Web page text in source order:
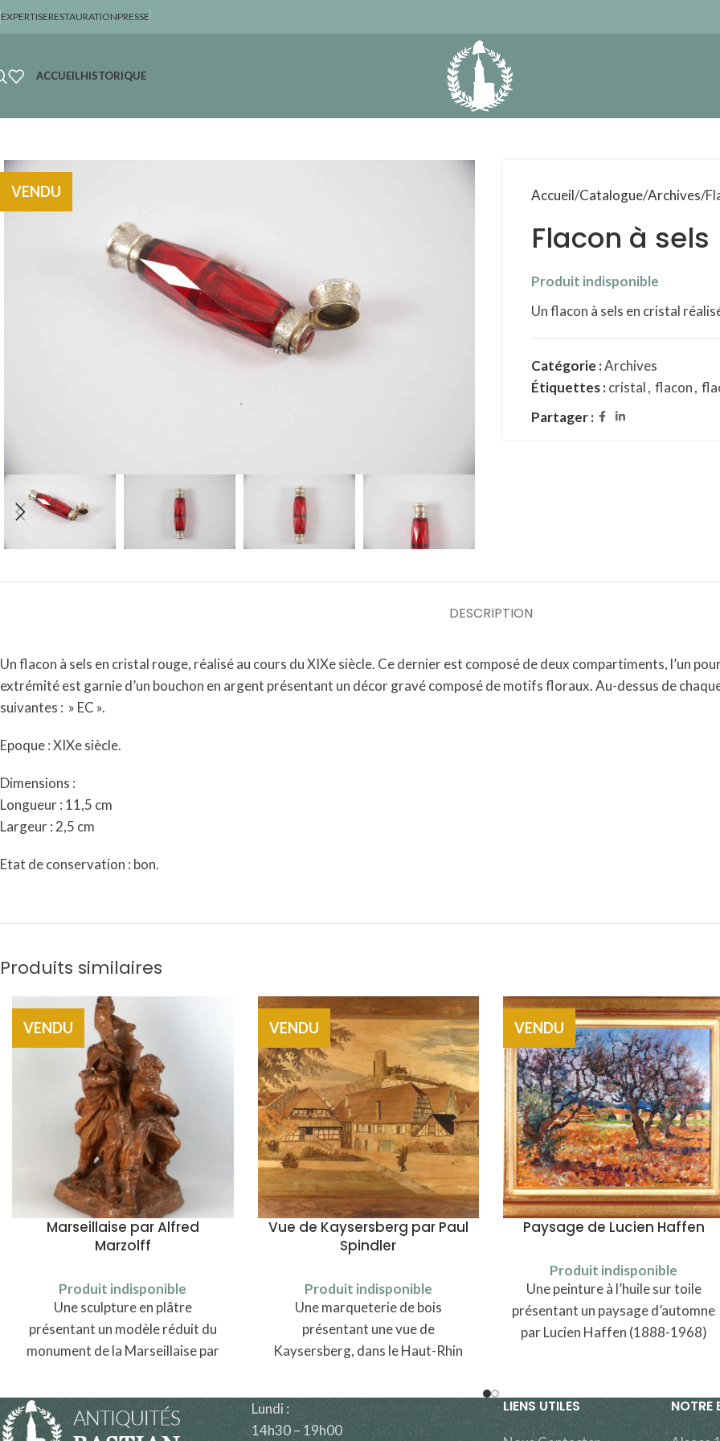
EXPERTISERESTAURATIONPRESSE
ACCUEILHISTORIQUE
VENDU Accueil Catalogue Archives
Flacon à sels
Produit indisponible
Un flacon à sels en cristal
Catégorie :Archives
Étiquettes :cristal, flacon,
Partager :
DESCRIPTION
Un flacon à sels en cristal rouge, réalisé au cours du XIXe siècle. Ce dernier est composé de deux compartiments, l’un
extrémité est garnie d’un bouchon en argent présentant un décor gravé composé de motifs floraux. Au-dessus de
suivantes : » EC ».
Epoque : XIXe siècle.
Dimensions :
Longueur : 11,5 cm
Largeur : 2,5 cm
Etat de conservation : bon.
Produits similaires
VENDU
Marseillaise par Alfred
Marzolff
Produit indisponible
Une sculpture en plâtre
présentant un modèle réduit du
monument de la Marseillaise par
VENDU
Vue de Kaysersberg par Paul
Spindler
Produit indisponible
Une marqueterie de bois
présentant une vue de
Kaysersberg, dans le Haut-Rhin
VENDU
Paysage de Lucien Haffen
Produit indisponible
Une peinture à l’huile sur toile
présentant un paysage d’automne
par Lucien Haffen (1888-1968)
Lundi :
14h30 – 19h00
LIENS UTILES NOTRE